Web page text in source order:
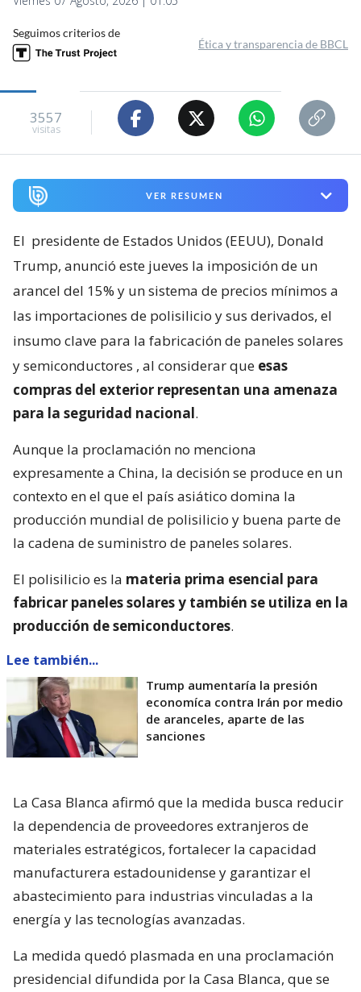
Seguimos criterios de
Ética y transparencia de BBCL
3557
visitas
VER RESUMEN
El presidente de Estados Unidos (EEUU), Donald
Trump, anunció este jueves la imposición de un
arancel del 15% y un sistema de precios mínimos a
las importaciones de polisilicio y sus derivados, el
insumo clave para la fabricación de paneles solares
y semiconductores , al considerar que esas
compras del exterior representan una amenaza
para la seguridad nacional.
Aunque la proclamación no menciona
expresamente a China, la decisión se produce en un
contexto en el que el país asiático domina la
producción mundial de polisilicio y buena parte de
la cadena de suministro de paneles solares.
El polisilicio es la materia prima esencial para
fabricar paneles solares y también se utiliza en la
producción de semiconductores.
Lee también...
Trump aumentaría la presión
economíca contra Irán por medio
de aranceles, aparte de las
sanciones
La Casa Blanca afirmó que la medida busca reducir
la dependencia de proveedores extranjeros de
materiales estratégicos, fortalecer la capacidad
manufacturera estadounidense y garantizar el
abastecimiento para industrias vinculadas a la
energía y las tecnologías avanzadas.
La medida quedó plasmada en una proclamación
presidencial difundida por la Casa Blanca, que se